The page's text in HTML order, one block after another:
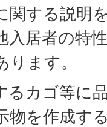
関する説明
入居者の特
ります。
るカゴ等に
物を作成す